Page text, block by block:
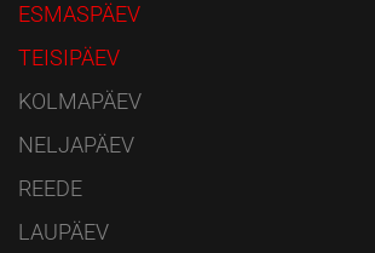
ESMASPÄEV
TEISIPÄEV
KOLMAPÄEV
NELJAPÄEV
REEDE
LAUPÄEV